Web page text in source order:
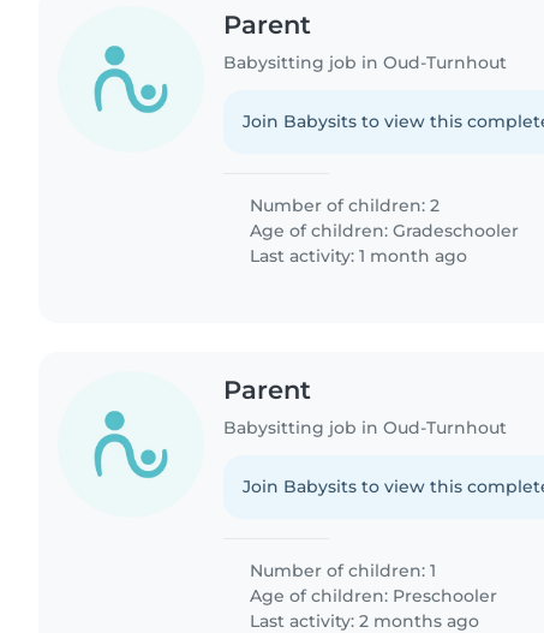
Parent
Babysitting job in Oud-Turnhout
Join Babysits to view this
Number of children: 2
Age of children:Gradeschooler
Last activity: 1 month ago
Parent
Babysitting job in Oud-Turnhout
Join Babysits to view this
Number of children: 1
Age of children: Preschooler
Last activity: 2 months ago